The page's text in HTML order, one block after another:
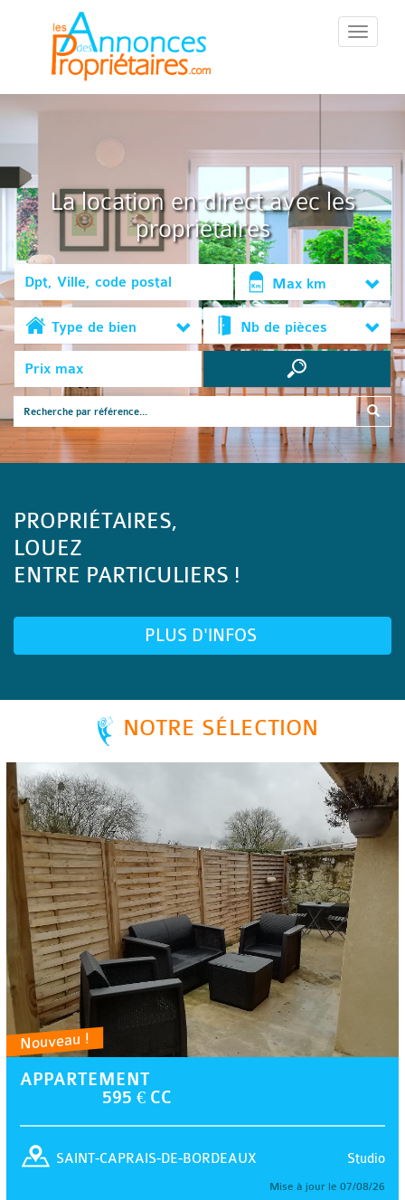
::Menu::
La location en direct avec les
propriétaires
Max km
Type de bien Nb de pièces
PROPRIÉTAIRES,
LOUEZ
ENTRE PARTICULIERS !
PLUS D'INFOS
NOTRE SÉLECTION
Nouveau !
APPARTEMENT
595 € CC
Studio
SAINT-CAPRAIS-DE-BORDEAUX
Mise à jour le 07/08/26